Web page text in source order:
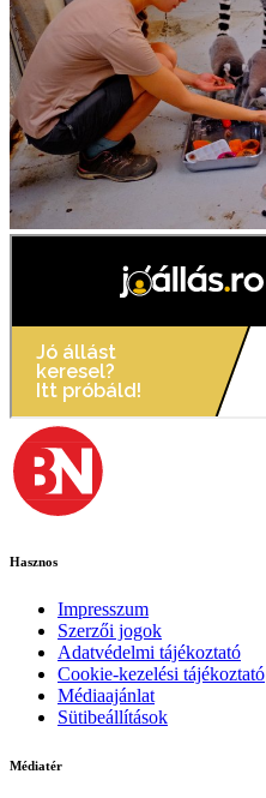
Hasznos
Impresszum
Szerzői jogok
Adatvédelmi tájékoztató
Cookie-kezelési tájékoztató
Médiaajánlat
Sütibeállítások
Médiatér